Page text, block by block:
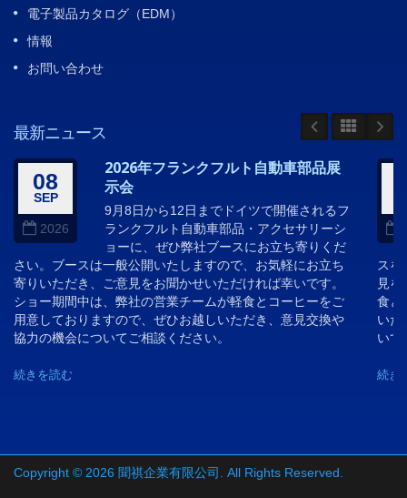
電子製品カタログ（EDM）
情報
お問い合わせ
最新ニュース
08
SEP
2026
2026年フランクフルト自動車部品展
示会
9月8日から12日までドイツで開催されるフ
ランクフルト自動車部品・アクセサリーシ
ョーに、ぜひ弊社ブースにお立ち寄りくだ
さい。ブースは一般公開いたしますので、お気軽にお立ち
寄りいただき、ご意見をお聞かせいただければ幸いです。
ショー期間中は、弊社の営業チームが軽食とコーヒーをご
用意しておりますので、ぜひお越しいただき、意見交換や
協力の機会についてご相談ください。
続きを読む
スを
見
食と
いた
いで
続き
Copyright © 2026 聞祺企業有限公司 . All Rights Reserved.